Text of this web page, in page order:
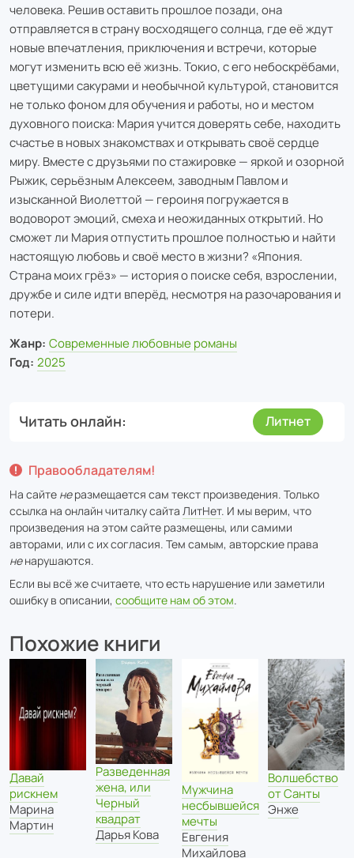
человека. Решив оставить прошлое позади, она
отправляется в страну восходящего солнца, где её ждут
новые впечатления, приключения и встречи, которые
могут изменить всю её жизнь. Токио, с его небоскрёбами,
цветущими сакурами и необычной культурой, становится
не только фоном для обучения и работы, но и местом
духовного поиска: Мария учится доверять себе, находить
счастье в новых знакомствах и открывать своё сердце
миру. Вместе с друзьями по стажировке — яркой и озорной
Рыжик, серьёзным Алексеем, заводным Павлом и
изысканной Виолеттой — героиня погружается в
водоворот эмоций, смеха и неожиданных открытий. Но
сможет ли Мария отпустить прошлое полностью и найти
настоящую любовь и своё место в жизни? «Япония.
Страна моих грёз» — история о поиске себя, взрослении,
дружбе и силе идти вперёд, несмотря на разочарования и
потери.
Жанр: Современные любовные романы
Год: 2025
Читать онлайн Литнет
Правообладателям!
На сайте неразмещается сам текст произведения. Только
ссылка на онлайн читалку сайта ЛитНет. И мы верим, что
произведения на этом сайте размещены, или самими
авторами, или с их согласия. Тем самым, авторские права
ненарушаются.
Если вы всё же считаете, что есть нарушение или заметили
ошибку в описании, сообщите нам об этом.
Похожие книги
Давай
рискнем
Марина
Мартин
Разведенная
жена, или
Черный
квадрат
Дарья Кова
Мужчина
несбывшейся
мечты
Евгения
Михайлова
Волшебство
от Санты
Энже